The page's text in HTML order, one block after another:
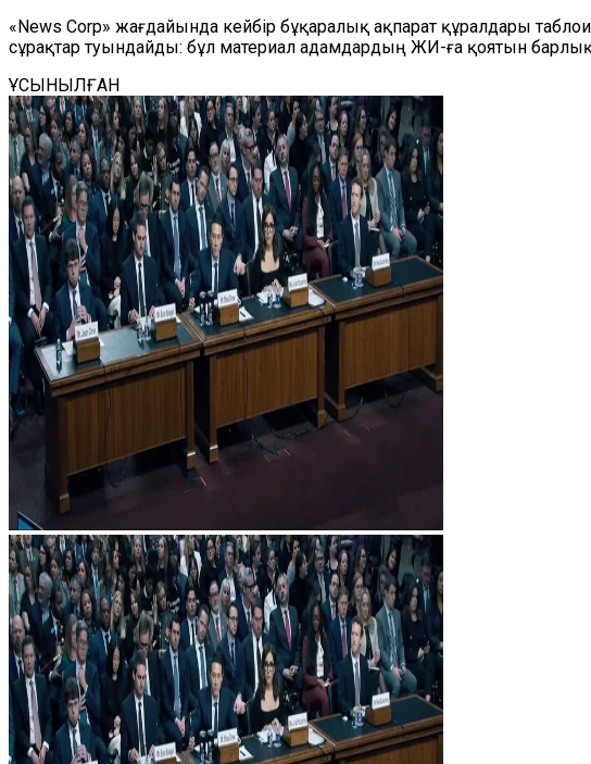
«News Corp» жағдайында кейбір бұқаралық ақпарат құралдары
сұрақтар туындайды: бұл материал адамдардың ЖИ-ға қоятын
ҰСЫНЫЛҒАН